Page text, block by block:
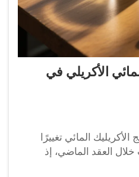
الأكريلي في
المائي تغييرًا
العقد الماضي، إذ
بأخرى مستدامة.